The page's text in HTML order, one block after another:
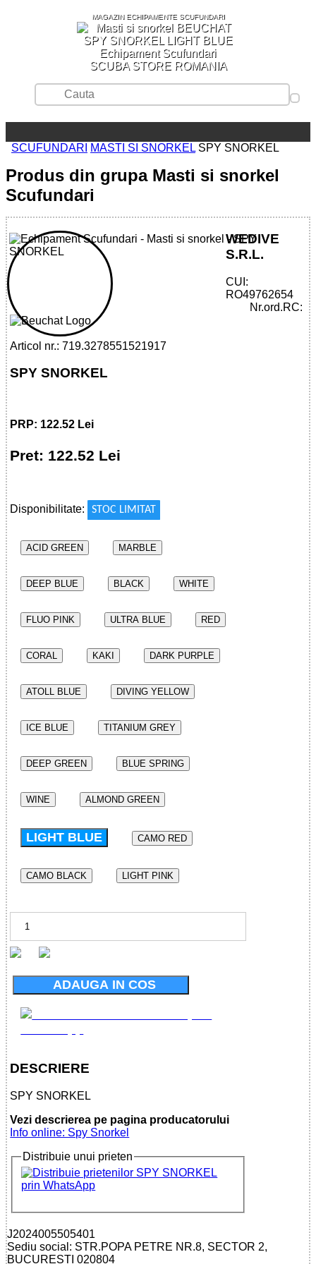
MAGAZIN ECHIPAMENTE SCUFUNDARI
SCUBA STORE ROMANIA
SCUFUNDARI MASTI SI SNORKEL SPY SNORKEL
Produs din grupa Masti si snorkel
Scufundari
32785515219 - SPY SNORKEL
Articol nr.: 719.3278551521917
SPY SNORKEL
PRP: 122.52 Lei
Pret: 122.52 Lei
Disponibilitate:
STOC LIMITAT
ACID GREEN MARBLE
DEEP BLUE BLACK WHITE
FLUO PINK ULTRA BLUE RED
CORAL KAKI DARK PURPLE
ATOLL BLUE DIVING YELLOW
ICE BLUE TITANIUM GREY
DEEP GREEN BLUE SPRING
WINE ALMOND GREEN
LIGHT BLUE CAMO RED
CAMO BLACK LIGHT PINK
ADAUGA IN COS
DESCRIERE
SPY SNORKEL
Vezi descrierea pe pagina producatorului
Info online: Spy Snorkel
Distribuie unui prieten
WEDIVE
S.R.L.
CUI:
RO49762654
Nr.ord.RC:
J2024005505401
Sediu social: STR.POPA PETRE NR.8, SECTOR 2,
BUCURESTI 020804